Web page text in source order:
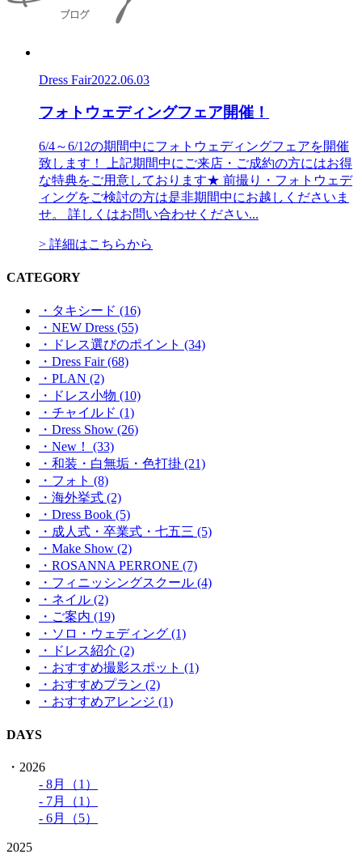
Dress Fair2022.06.03
フォトウェディングフェア開催！
6/4～6/12の期間中にフォトウェディングフェアを開催
致します！ 上記期間中にご来店・ご成約の方にはお得
な特典をご用意しております★ 前撮り・フォトウェデ
ィングをご検討の方は是非期間中にお越しくださいま
せ。 詳しくはお問い合わせください...
> 詳細はこちらから
CATEGORY
・タキシード (16)
・NEW Dress (55)
・ドレス選びのポイント (34)
・Dress Fair (68)
・PLAN (2)
・ドレス小物 (10)
・チャイルド (1)
・Dress Show (26)
・New！ (33)
・和装・白無垢・色打掛 (21)
・フォト (8)
・海外挙式 (2)
・Dress Book (5)
・成人式・卒業式・七五三 (5)
・Make Show (2)
・ROSANNA PERRONE (7)
・フィニッシングスクール (4)
・ネイル (2)
・ご案内 (19)
・ソロ・ウェディング (1)
・ドレス紹介 (2)
・おすすめ撮影スポット (1)
・おすすめプラン (2)
・おすすめアレンジ (1)
DAYS
・2026
- 8月（1）
- 7月（1）
- 6月（5）
2025